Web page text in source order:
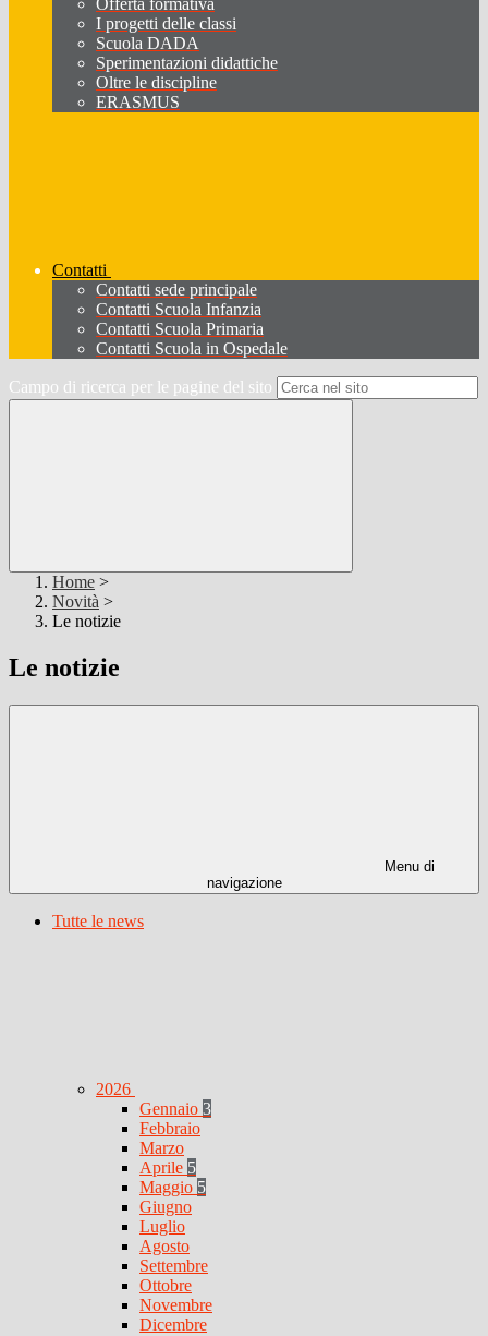
Offerta formativa
I progetti delle classi
Scuola DADA
Sperimentazioni didattiche
Oltre le discipline
ERASMUS
Contatti
Contatti sede principale
Contatti Scuola Infanzia
Contatti Scuola Primaria
Contatti Scuola in Ospedale
Campo di ricerca per le pagine del sito
Home >
Novità >
Le notizie
Le notizie
Menu di
navigazione
Tutte le news
2026
Gennaio 3
Febbraio
Marzo
Aprile 5
Maggio 5
Giugno
Luglio
Agosto
Settembre
Ottobre
Novembre
Dicembre